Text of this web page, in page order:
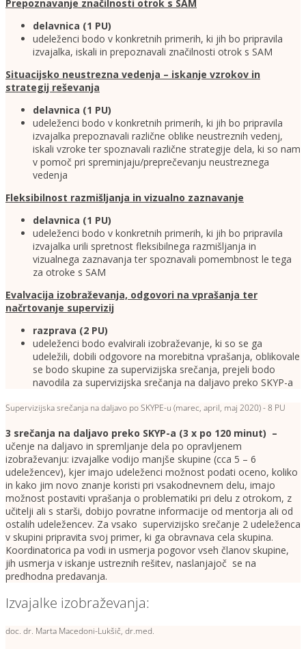
Prepoznavanje značilnosti otrok s SAM
delavnica (1 PU)
udeleženci bodo v konkretnih primerih, ki jih bo pripravila
izvajalka, iskali in prepoznavali značilnosti otrok s SAM
Situacijsko neustrezna vedenja – iskanje vzrokov in
strategij reševanja
delavnica (1 PU)
udeleženci bodo v konkretnih primerih, ki jih bo pripravila
izvajalka prepoznavali različne oblike neustreznih vedenj,
iskali vzroke ter spoznavali različne strategije dela, ki so nam
v pomoč pri spreminjaju/preprečevanju neustreznega
vedenja
Fleksibilnost razmišljanja in vizualno zaznavanje
delavnica (1 PU)
udeleženci bodo v konkretnih primerih, ki jih bo pripravila
izvajalka urili spretnost fleksibilnega razmišljanja in
vizualnega zaznavanja ter spoznavali pomembnost le tega
za otroke s SAM
Evalvacija izobraževanja, odgovori na vprašanja ter
načrtovanje supervizij
razprava (2 PU)
udeleženci bodo evalvirali izobraževanje, ki so se ga
udeležili, dobili odgovore na morebitna vprašanja, oblikovale
se bodo skupine za supervizijska srečanja, prejeli bodo
navodila za supervizijska srečanja na daljavo preko SKYP-a
Supervizijska srečanja na daljavo po SKYPE-u (marec, april, maj 2020) - 8 PU
3 srečanja na daljavo preko SKYP-a (3 x po 120 minut) –
učenje na daljavo in spremljanje dela po opravljenem
izobraževanju: izvajalke vodijo manjše skupine (cca 5 – 6
udeležencev), kjer imajo udeleženci možnost podati oceno, koliko
in kako jim novo znanje koristi pri vsakodnevnem delu, imajo
možnost postaviti vprašanja o problematiki pri delu z otrokom, z
učitelji ali s starši, dobijo povratne informacije od mentorja ali od
ostalih udeležencev. Za vsako supervizijsko srečanje 2 udeleženca
v skupini pripravita svoj primer, ki ga obravnava cela skupina.
Koordinatorica pa vodi in usmerja pogovor vseh članov skupine,
jih usmerja v iskanje ustreznih rešitev, naslanjajoč se na
predhodna predavanja.
Izvajalke izobraževanja:
doc. dr. Marta Macedoni-Lukšič, dr.med.